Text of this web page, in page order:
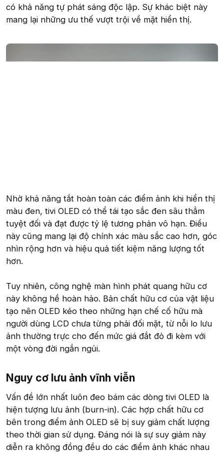
có khả năng tự phát sáng độc lập. Sự khác biệt này
mang lại những ưu thế vượt trội về mặt hiển thị.
Nhờ khả năng tắt hoàn toàn các điểm ảnh khi hiển thị
màu đen, tivi OLED có thể tái tạo sắc đen sâu thẳm
tuyệt đối và đạt được tỷ lệ tương phản vô hạn. Điều
này cũng mang lại độ chính xác màu sắc cao hơn, góc
nhìn rộng hơn và hiệu quả tiết kiệm năng lượng tốt
hơn.
Tuy nhiên, công nghệ màn hình phát quang hữu cơ
này không hề hoàn hảo. Bản chất hữu cơ của vật liệu
tạo nên OLED kéo theo những hạn chế cố hữu mà
người dùng LCD chưa từng phải đối mặt, từ nỗi lo lưu
ảnh thường trực cho đến mức giá đắt đỏ đi kèm với
một vòng đời ngắn ngủi.
Nguy cơ lưu ảnh vĩnh viễn​
Vấn đề lớn nhất luôn đeo bám các dòng tivi OLED là
hiện tượng lưu ảnh (burn-in). Các hợp chất hữu cơ
bên trong điểm ảnh OLED sẽ bị suy giảm chất lượng
theo thời gian sử dụng. Đáng nói là sự suy giảm này
diễn ra không đồng đều do các điểm ảnh khác nhau